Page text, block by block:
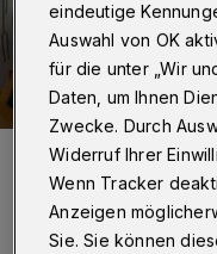
Ein paar Songs von der
bis der erste Insasse der
Fuß zu wippen. Sein
beim Konzert in der
Foto: Wuppertaler Rundschau/
eindeutige
Auswahl von OK
für die unter „Wir
Daten, um Ihnen
Zwecke. Durch
Widerruf Ihrer
Wenn Tracker
Anzeigen
Sie. Sie können